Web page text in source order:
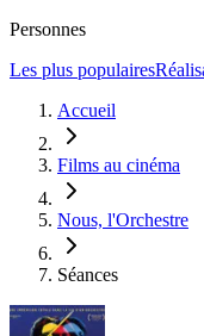
Personnes
Les plus populaires
Accueil
Films au cinéma
Nous, l'Orchestre
Séances